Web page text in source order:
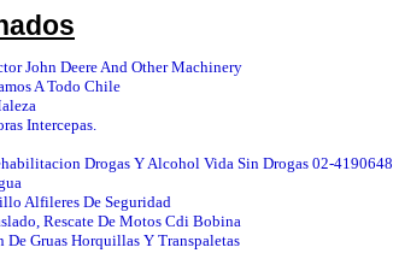
John Deere And Other Machinery
A Todo Chile
Intercepas.
Drogas Y Alcohol Vida Sin Drogas 02-4190648
Alfileres De Seguridad
Rescate De Motos Cdi Bobina
Gruas Horquillas Y Transpaletas